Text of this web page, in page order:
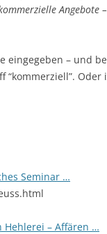
Angebote
eingegeben – und
Oder
Seminar …
Hehlerei – Affären …